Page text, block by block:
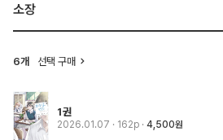
소장
6개 선택 구매
1권
2026.01.07 · 162p 4,500원